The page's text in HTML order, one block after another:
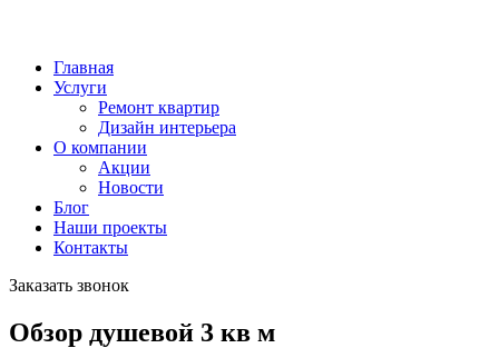
Главная
Услуги
Ремонт квартир
Дизайн интерьера
О компании
Акции
Новости
Блог
Наши проекты
Контакты
Заказать звонок
Обзор душевой 3 кв м